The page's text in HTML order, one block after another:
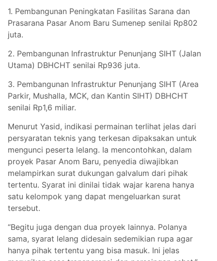
1. Pembangunan Peningkatan Fasilitas Sarana dan
Prasarana Pasar Anom Baru Sumenep senilai Rp802
juta.
2. Pembangunan Infrastruktur Penunjang SIHT (Jalan
Utama) DBHCHT senilai Rp936 juta.
3. Pembangunan Infrastruktur Penunjang SIHT (Area
Parkir, Mushalla, MCK, dan Kantin SIHT) DBHCHT
senilai Rp1,6 miliar.
Menurut Yasid, indikasi permainan terlihat jelas dari
persyaratan teknis yang terkesan dipaksakan untuk
mengunci peserta lelang. Ia mencontohkan, dalam
proyek Pasar Anom Baru, penyedia diwajibkan
melampirkan surat dukungan galvalum dari pihak
tertentu. Syarat ini dinilai tidak wajar karena hanya
satu kelompok yang dapat mengeluarkan surat
tersebut.
“Begitu juga dengan dua proyek lainnya. Polanya
sama, syarat lelang didesain sedemikian rupa agar
hanya pihak tertentu yang bisa masuk. Ini jelas